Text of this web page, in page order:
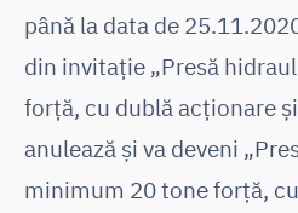
până la data de
din invitație „Presă
forță, cu dublă acționare
anulează și va deveni
minimum 20 tone forță,